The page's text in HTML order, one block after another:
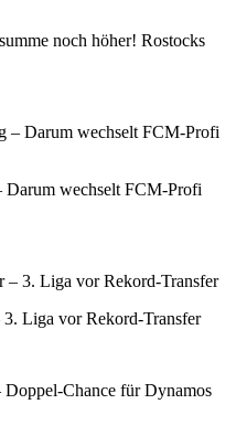
noch höher! Rostocks
Darum wechselt FCM-Profi
Liga vor Rekord-Transfer